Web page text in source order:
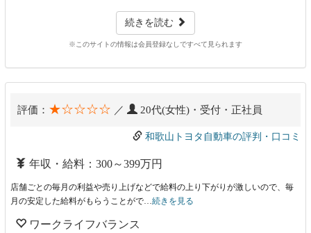
続きを読む
※このサイトの情報は会員登録なしですべて見られます
評価： ★☆☆☆☆ ／ 20代(女性)・受付・正社員
和歌山トヨタ自動車の評判・口コミ
年収・給料：300～399万円
店舗ごとの毎月の利益や売り上げなどで給料の上り下がりが激しいので、毎
月の安定した給料がもらうことがで… 続きを見る
ワークライフバランス